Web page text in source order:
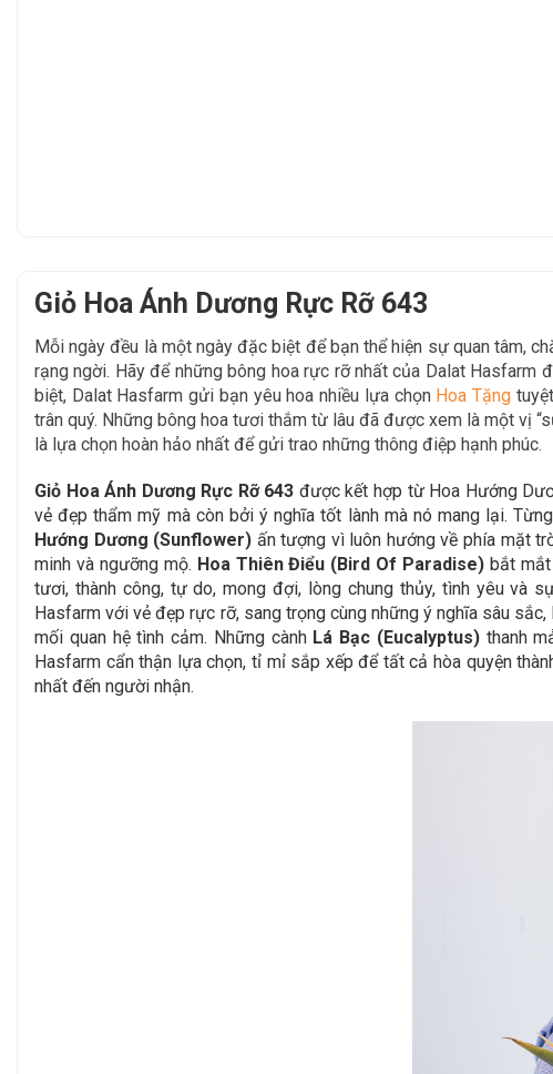
Giỏ Hoa Ánh Dương Rực Rỡ 643
Mỗi ngày đều là một ngày đặc biệt để bạn thể hiện sự quan tâm,
rạng ngời. Hãy đểnhững bông hoa rực rỡ nhất của Dalat Hasfarm
biệt, Dalat Hasfarm gửi bạn yêu hoa nhiều lựa chọn Hoa Tặngtuyệt
trân quý. Những bông hoa tươi thắm từ lâu đã được xem là một vị
là lựa chọn hoàn hảo nhất để gửi trao những thông điệp hạnh phúc.
Giỏ Hoa Ánh Dương Rực Rỡ 643 được kết hợp từ Hoa Hướng
vẻ đẹp thẩm mỹ mà còn bởi ý nghĩa tốt lành mà nó mang lại.
Hướng Dương (Sunflower) ấn tượng vì luôn hướng về phía mặt
minh và ngưỡng mộ. Hoa Thiên Điểu (Bird Of Paradise) bắt
tươi, thành công, tự do, mong đợi, lòng chung thủy, tình yêu và
Hasfarm với vẻ đẹp rực rỡ, sang trọng cùng những ý nghĩa sâu
mối quan hệ tình cảm. Những cành Lá Bạc (Eucalyptus)thanh
Hasfarm cẩn thận lựa chọn, tỉ mỉ sắp xếp để tất cả hòa quyện
nhất đến người nhận.